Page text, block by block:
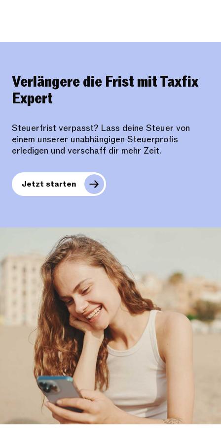
Verlängere die Frist mit Taxfix
Expert
Steuerfrist verpasst? Lass deine Steuer von
einem unserer unabhängigen Steuerprofis
erledigen und verschaff dir mehr Zeit.
Jetzt starten